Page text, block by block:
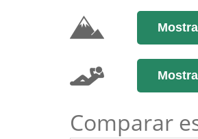
Comparar